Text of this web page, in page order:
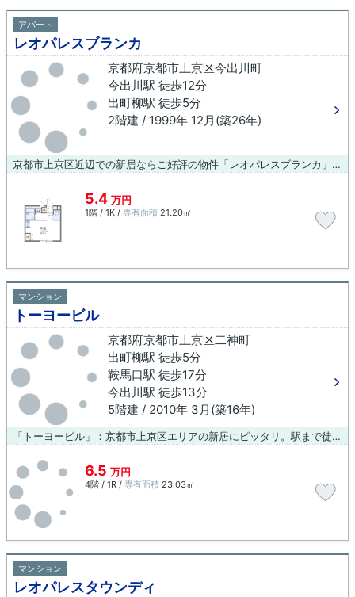
アパート
レオパレスブランカ
京都府京都市上京区今出川町
今出川駅 徒歩12分
出町柳駅 徒歩5分
2階建 / 1999年 12月(築26年)
京都市上京区近辺での新居ならご好評の物件「レオパレスブランカ」はいかがでしょうか。こちらの物件はアパートです。この物件は、駅まで徒歩12分に立地しています。今度のお住まいは、創業元治元年 小林工務店がご紹介中の京都市上京区エリアの物件で決めましょう。075-406-0007からいつでもご予約下さい。
5.4 万円
1階 / 1K / 専有面積 21.20㎡
マンション
トーヨービル
京都府京都市上京区二神町
出町柳駅 徒歩5分
鞍馬口駅 徒歩17分
今出川駅 徒歩13分
5階建 / 2010年 3月(築16年)
「トーヨービル」：京都市上京区エリアの新居にピッタリ。駅まで徒歩5分の立地が魅力的な、利便性の高い物件です。こちらはマンションタイプになります。京都市上京区エリアや出町柳付近の物件情報を数多く取り揃えております。知識の豊富なスタッフが丁寧に対応致しますので、お部屋探しはお任せ下さい。
6.5 万円
4階 / 1R / 専有面積 23.03㎡
マンション
レオパレスタウンディ